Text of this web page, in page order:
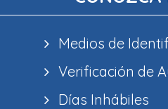
Medios de
Verificación de
Días Inhábiles